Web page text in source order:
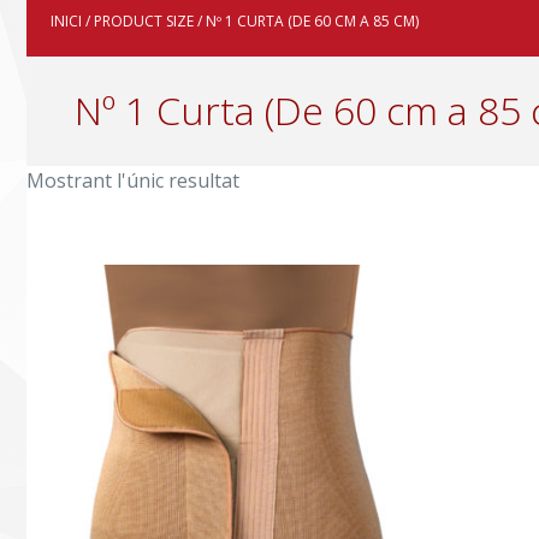
INICI / PRODUCT SIZE / Nº 1 CURTA (DE 60 CM A 85 CM)
Nº 1 Curta (De 60 cm a 85
Mostrant l'únic resultat